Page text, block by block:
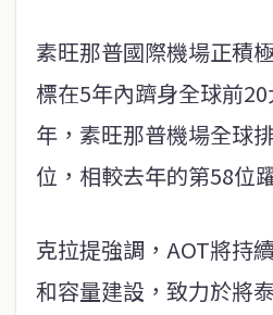
素旺那普國際機場正積
標在5年內躋身全球前
年，素旺那普機場全球
位，相較去年的第58位
克拉提強調，AOT將持
和容量建設，致力於將